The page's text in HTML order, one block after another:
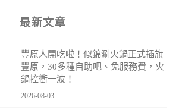
最新文章
豐原人開吃啦！似錦涮火鍋正式插旗
豐原，30多種自助吧、免服務費，火
鍋控衝一波！
2026-08-03